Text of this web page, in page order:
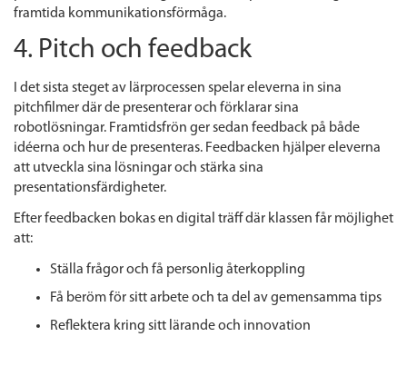
framtida kommunikationsförmåga.
4. Pitch och feedback
I det sista steget av lärprocessen spelar eleverna in sina
pitchfilmer där de presenterar och förklarar sina
robotlösningar. Framtidsfrön ger sedan feedback på både
idéerna och hur de presenteras. Feedbacken hjälper eleverna
att utveckla sina lösningar och stärka sina
presentationsfärdigheter.
Efter feedbacken bokas en digital träff där klassen får möjlighet
att:
Ställa frågor och få personlig återkoppling
Få beröm för sitt arbete och ta del av gemensamma tips
Reflektera kring sitt lärande och innovation